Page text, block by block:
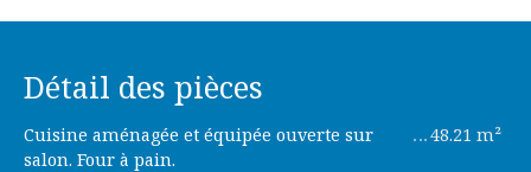
Détail des pièces
Cuisine aménagée et équipée ouverte sur
salon. Four à pain.
48.21 m²